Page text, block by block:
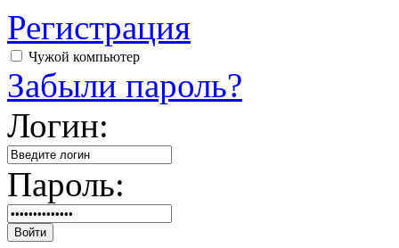
Регистрация
Чужой компьютер
Забыли пароль?
Логин:
Пароль:
Войти